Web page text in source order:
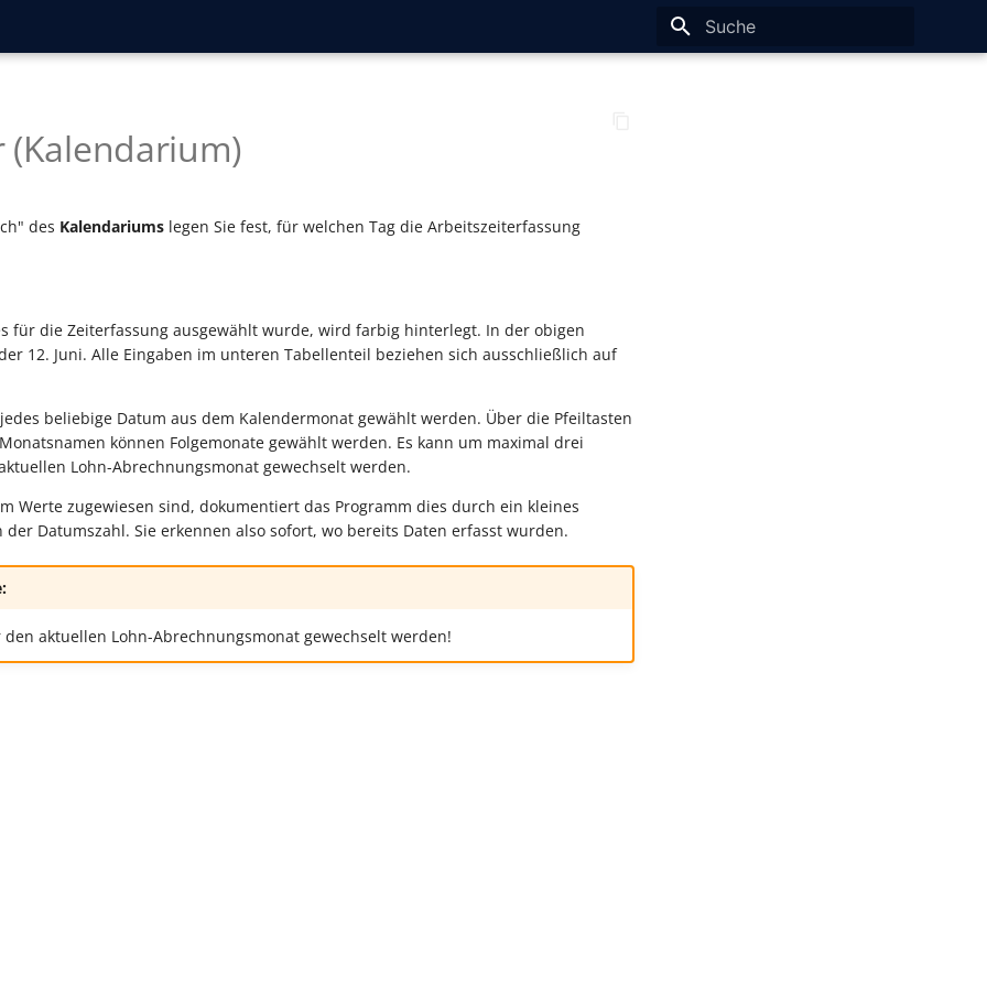
(Kalendarium)
des Kalendariums legen Sie fest, für welchen Tag die Arbeitszeiterfassung
für die Zeiterfassung ausgewählt wurde, wird farbig hinterlegt. In der obigen
12. Juni. Alle Eingaben im unteren Tabellenteil beziehen sich ausschließlich auf
beliebige Datum aus dem Kalendermonat gewählt werden. Über die Pfeiltasten
können Folgemonate gewählt werden. Es kann um maximal drei
Lohn-Abrechnungsmonat gewechselt werden.
Werte zugewiesen sind, dokumentiert das Programm dies durch ein kleines
der Datumszahl. Sie erkennen also sofort, wo bereits Daten erfasst wurden.
den aktuellen Lohn-Abrechnungsmonat gewechselt werden!